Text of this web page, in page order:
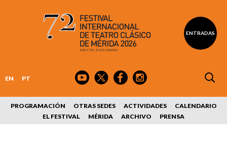
ENTRADAS
EN PT
PROGRAMACIÓN OTRAS SEDES ACTIVIDADES
CALENDARIO
EL FESTIVAL
MÉRIDA ARCHIVO PRENSA